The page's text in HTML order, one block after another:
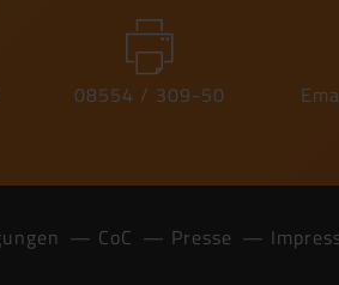
08554 / 309-50
CoC Presse